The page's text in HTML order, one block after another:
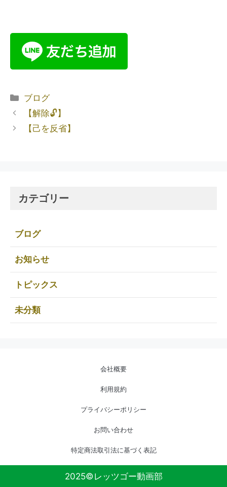
ブログ
【解除🔓】
【己を反省】
カテゴリー
ブログ
お知らせ
トピックス
未分類
会社概要
利用規約
プライバシーポリシー
お問い合わせ
特定商法取引法に基づく表記
2025©レッツゴー動画部